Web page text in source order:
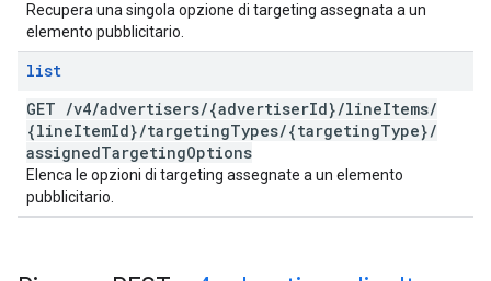
Recupera una singola opzione di targeting assegnata a un
elemento pubblicitario.
list
GET /v4/advertisers/{advertiserId}/lineItems/
{lineItemId}/targetingTypes/{targetingType}/
assignedTargetingOptions
Elenca le opzioni di targeting assegnate a un elemento
pubblicitario.